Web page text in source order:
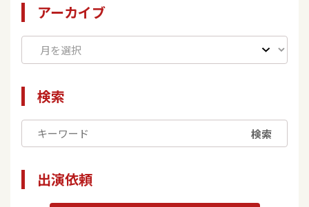
アーカイブ
検索
検索
出演依頼